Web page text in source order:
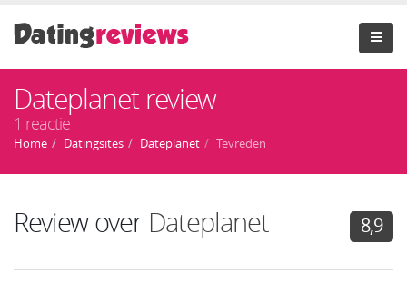
Dateplanet review
1 reactie
Home Datingsites Dateplanet Tevreden
Review over Dateplanet 8,9